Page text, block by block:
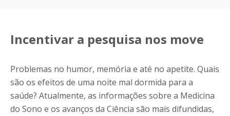
Incentivar a pesquisa nos move
Problemas no humor, memória e até no apetite. Quais
são os efeitos de uma noite mal dormida para a
saúde? Atualmente, as informações sobre a Medicina
do Sono e os avanços da Ciência são mais difundidas,